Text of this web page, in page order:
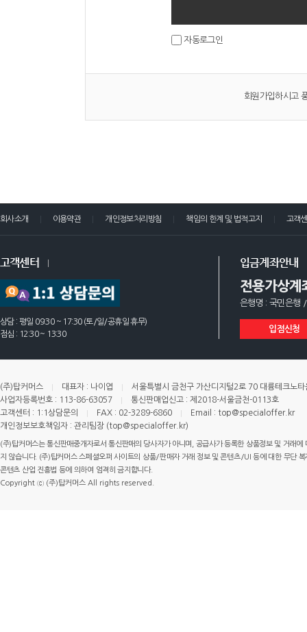
자동로그인
회원가입하시고
회사소개 이용약관 개인정보처리방침 책임의 한계 및 법적고지 고객
고객센터
상담 : 평일 09:30 ~ 17:30 (토/일/공휴일 휴무)
점심 : 12:30 ~ 13:30
입금계좌안내
전용가상계
은행명 : 국민은행
입점신청
(주)탑커머스 대표자 : 나이엽
서울특별시 금천구 가산디지털2로 70 대륭테크노
사업자등록번호 : 113-86-63057
통신판매업신고 : 제2018-서울금천-0113호
고객센터 : 1:1상담문의
FAX : 02-3289-6860
Email : top@specialoffer.kr
개인정보보호책임자 : 관리팀장 (top@specialoffer.kr)
(주)탑커머스는 통신판매중개자로서 통신판매의 당사자가 아니며, 공급사가 등록한 상품정보 및 거래
지 않습니다. (주)탑커머스 스페셜오퍼 사이트의 상품/판매자 거래 정보 및 콘텐츠/UI 등에 대한 무단
콘텐츠 산업 진흥법 등에 의하여 엄격히 금지합니다.
Copyright ⓒ (주)탑커머스 All rights reserved.